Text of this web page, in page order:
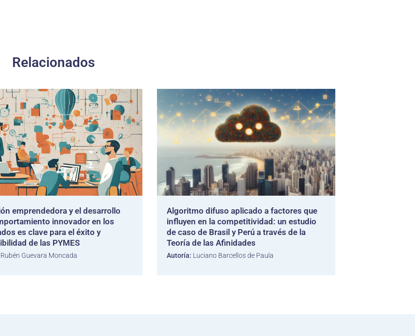
Relacionados
emprendedora y el desarrollo
innovador en los
es clave para el éxito y
de las PYMES
Rubén Guevara Moncada
Algoritmo difuso aplicado a factores que
influyen en la competitividad: un estudio
de caso de Brasil y Perú a través de la
Teoría de las Afinidades
Autoría: Luciano Barcellos de Paula